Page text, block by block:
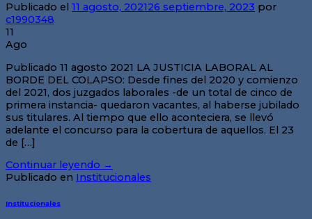
Publicado el 11 agosto, 202126 septiembre, 2023 por
c1990348
11
Ago
Publicado 11 agosto 2021 LA JUSTICIA LABORAL AL
BORDE DEL COLAPSO: Desde fines del 2020 y comienzo
del 2021, dos juzgados laborales -de un total de cinco de
primera instancia- quedaron vacantes, al haberse jubilado
sus titulares. Al tiempo que ello aconteciera, se llevó
adelante el concurso para la cobertura de aquellos. El 23
de […]
Continuar leyendo →
Publicado en Institucionales
Institucionales